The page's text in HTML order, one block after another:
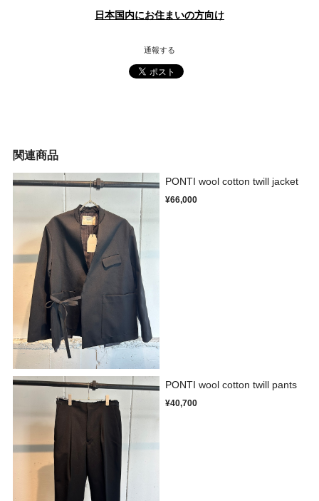
日本国内にお住まいの方向け
通報する
関連商品
PONTI wool cotton twill jacket
¥66,000
PONTI wool cotton twill pants
¥40,700